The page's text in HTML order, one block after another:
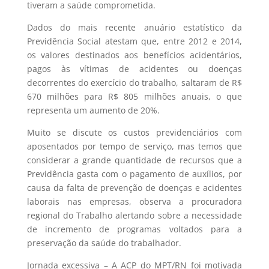
tiveram a saúde comprometida.
Dados do mais recente anuário estatístico da
Previdência Social atestam que, entre 2012 e 2014,
os valores destinados aos benefícios acidentários,
pagos às vítimas de acidentes ou doenças
decorrentes do exercício do trabalho, saltaram de R$
670 milhões para R$ 805 milhões anuais, o que
representa um aumento de 20%.
Muito se discute os custos previdenciários com
aposentados por tempo de serviço, mas temos que
considerar a grande quantidade de recursos que a
Previdência gasta com o pagamento de auxílios, por
causa da falta de prevenção de doenças e acidentes
laborais nas empresas, observa a procuradora
regional do Trabalho alertando sobre a necessidade
de incremento de programas voltados para a
preservação da saúde do trabalhador.
Jornada excessiva – A ACP do MPT/RN foi motivada